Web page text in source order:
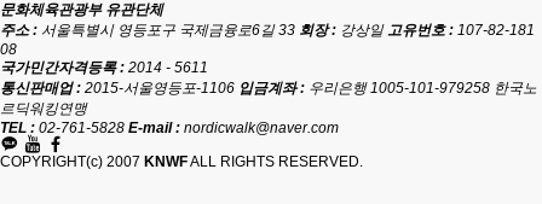
문화체육관광부 유관단체
주소 : 서울특별시 영등포구 국제금융로6길 33 회장 : 강상일 고유번호 : 107-82-181
08
국가민간자격등록 : 2014 - 5611
통신판매업 : 2015-서울영등포-1106 입금계좌 : 우리은행 1005-101-979258 한국노
르딕워킹연맹
TEL : 02-761-5828 E-mail : nordicwalk@naver.com
COPYRIGHT(c) 2007 KNWFALL RIGHTS RESERVED.